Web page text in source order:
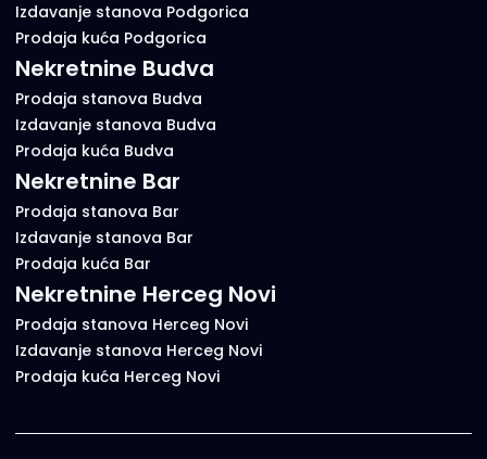
Izdavanje stanova Podgorica
Prodaja kuća Podgorica
Nekretnine Budva
Prodaja stanova Budva
Izdavanje stanova Budva
Prodaja kuća Budva
Nekretnine Bar
Prodaja stanova Bar
Izdavanje stanova Bar
Prodaja kuća Bar
Nekretnine Herceg Novi
Prodaja stanova Herceg Novi
Izdavanje stanova Herceg Novi
Prodaja kuća Herceg Novi